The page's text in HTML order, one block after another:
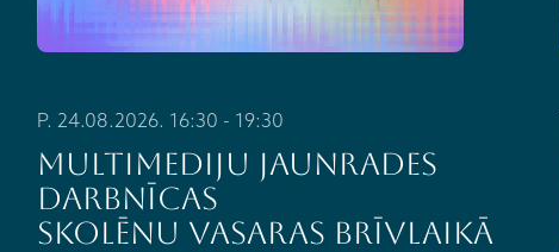
P. 24.08.2026. 16:30 - 19:30
Multimediju jaunrades
darbnīcas
skolēnu vasaras brīvlaikā